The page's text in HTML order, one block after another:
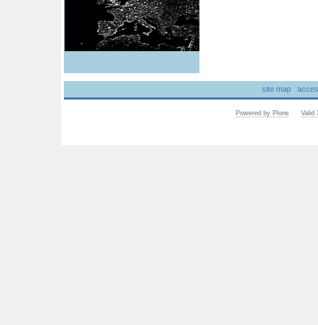
site map
Powered by Plone Valid